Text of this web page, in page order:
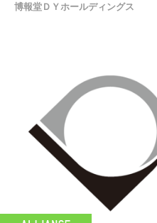
博報堂ＤＹホールディングス